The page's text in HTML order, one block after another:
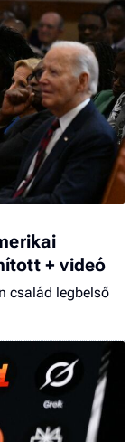
+ videó
család legbelső